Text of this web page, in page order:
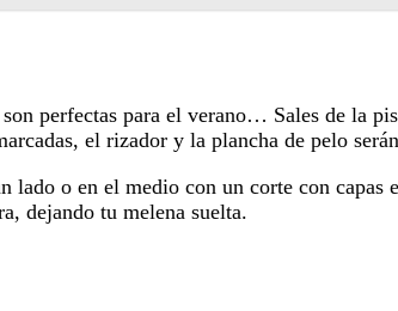
perfectas para el verano… Sales de la
el rizador y la plancha de pelo
lado o en el medio con un corte con
dejando tu melena suelta.